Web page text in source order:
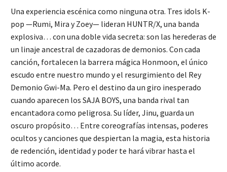
Una experiencia escénica como ninguna otra. Tres idols K-
pop —Rumi, Mira y Zoey— lideran HUNTR/X, una banda
explosiva… con una doble vida secreta: son las herederas de
un linaje ancestral de cazadoras de demonios. Con cada
canción, fortalecen la barrera mágica Honmoon, el único
escudo entre nuestro mundo y el resurgimiento del Rey
Demonio Gwi-Ma. Pero el destino da un giro inesperado
cuando aparecen los SAJA BOYS, una banda rival tan
encantadora como peligrosa. Su líder, Jinu, guarda un
oscuro propósito… Entre coreografías intensas, poderes
ocultos y canciones que despiertan la magia, esta historia
de redención, identidad y poder te hará vibrar hasta el
último acorde.